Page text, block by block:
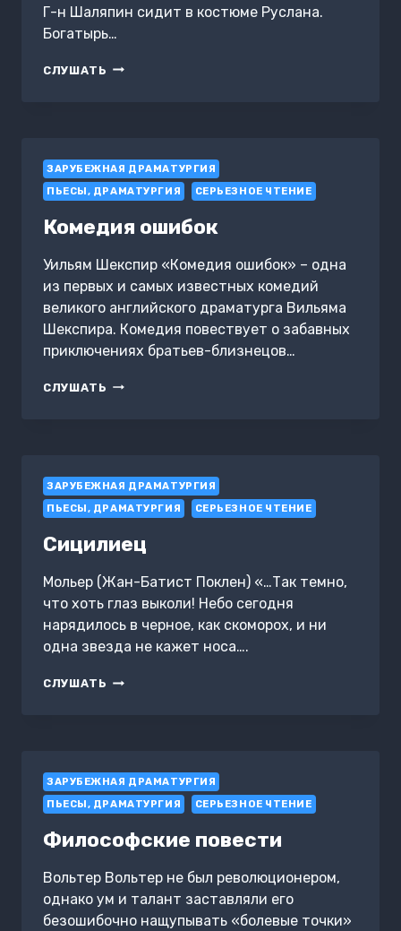
Г-н Шаляпин сидит в костюме Руслана.
Богатырь…
СЛУШАТЬ ДОБРЫНЯ
ЗАРУБЕЖНАЯ ДРАМАТУРГИЯ
ПЬЕСЫ, ДРАМАТУРГИЯ
СЕРЬЕЗНОЕ ЧТЕНИЕ
Комедия ошибок
Уильям Шекспир «Комедия ошибок» – одна
из первых и самых известных комедий
великого английского драматурга Вильяма
Шекспира. Комедия повествует о забавных
приключениях братьев-близнецов…
СЛУШАТЬ КОМЕДИЯ
ЗАРУБЕЖНАЯ ДРАМАТУРГИЯ
ПЬЕСЫ, ДРАМАТУРГИЯ
СЕРЬЕЗНОЕ ЧТЕНИЕ
Сицилиец
Мольер (Жан-Батист Поклен) «…Так темно,
что хоть глаз выколи! Небо сегодня
нарядилось в черное, как скоморох, и ни
одна звезда не кажет носа….
СЛУШАТЬ СИЦИЛИЕЦ
ЗАРУБЕЖНАЯ ДРАМАТУРГИЯ
ПЬЕСЫ, ДРАМАТУРГИЯ
СЕРЬЕЗНОЕ ЧТЕНИЕ
Философские повести
Вольтер Вольтер не был революционером,
однако ум и талант заставляли его
безошибочно нащупывать «болевые точки»